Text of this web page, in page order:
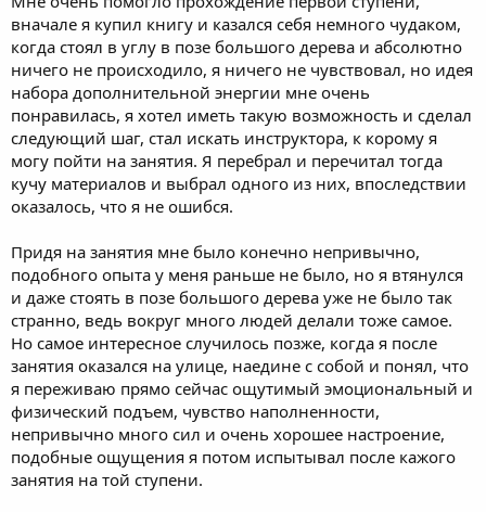
вначале я купил книгу и казался себя немного чудаком,
когда стоял в углу в позе большого дерева и абсолютно
ничего не происходило, я ничего не чувствовал, но идея
набора дополнительной энергии мне очень
понравилась, я хотел иметь такую возможность и сделал
следующий шаг, стал искать инструктора, к корому я
могу пойти на занятия. Я перебрал и перечитал тогда
кучу материалов и выбрал одного из них, впоследствии
оказалось, что я не ошибся.
Придя на занятия мне было конечно непривычно,
подобного опыта у меня раньше не было, но я втянулся
и даже стоять в позе большого дерева уже не было так
странно, ведь вокруг много людей делали тоже самое.
Но самое интересное случилось позже, когда я после
занятия оказался на улице, наедине с собой и понял, что
я переживаю прямо сейчас ощутимый эмоциональный и
физический подъем, чувство наполненности,
непривычно много сил и очень хорошее настроение,
подобные ощущения я потом испытывал после кажого
занятия на той ступени.